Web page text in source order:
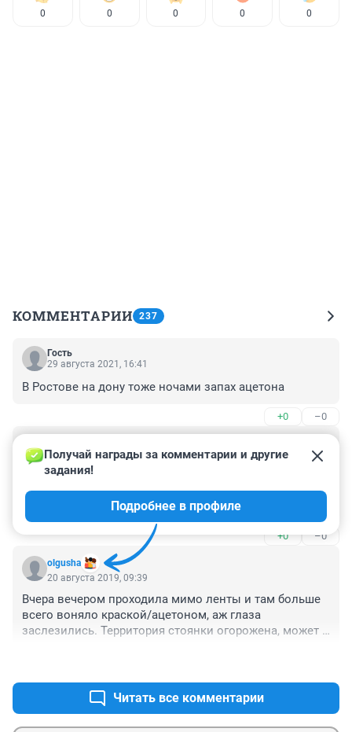
0 0 0 0 0
КОММЕНТАРИИ 237
Гость
29 августа 2021, 16:41
В Ростове на дону тоже ночами запах ацетона
+0 –0
2 августа 2020, 00:20
очень сильно пахнет ацитоном или краской по всему
дому по выборному району. многие жалуются, но
ничего не решается. что делать?
+0 –0
olgusha
Получай награды за комментарии и другие
задания!
Подробнее в профиле
20 августа 2019, 09:39
Вчера вечером проходила мимо ленты и там больше
всего воняло краской/ацетоном, аж глаза
заслезились. Территория стоянки огорожена, может
Читать все комментарии